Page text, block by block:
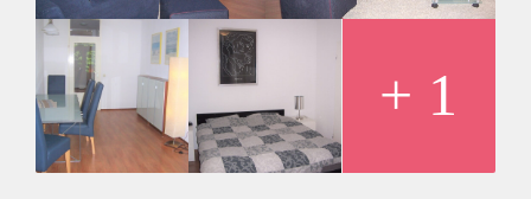
van het appartement gelegen balkon. De slaapkamer is
voorzien van een tweepersoonsbed, ruime garderobe kast en
bied toegang tot de badkamer. In de badkamer is een
wastafel, ligbad en wasmachine aanwezig. Het toilet is apart.
Dit perfect gelegen appartement is per direct beschikbaar. Bel
Jenter Real Estate voor het maken van een bezichtiging
afspraak.
+ 1